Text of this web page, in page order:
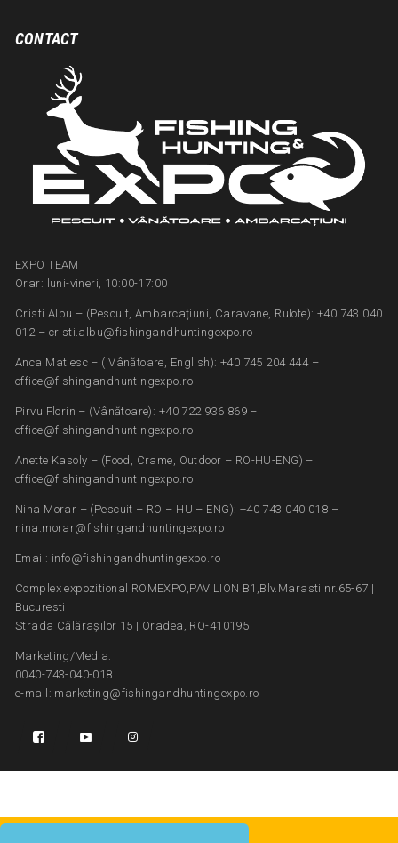
CONTACT
EXPO TEAM
Orar: luni-vineri, 10:00-17:00
Cristi Albu – (Pescuit, Ambarcațiuni, Caravane, Rulote): +40 743 040
012 – cristi.albu@fishingandhuntingexpo.ro
Anca Matiesc – ( Vânătoare, English): +40 745 204 444 –
office@fishingandhuntingexpo.ro
Pirvu Florin – (Vânătoare): +40 722 936 869 –
office@fishingandhuntingexpo.ro
Anette Kasoly – (Food, Crame, Outdoor – RO-HU-ENG) –
office@fishingandhuntingexpo.ro
Nina Morar – (Pescuit – RO – HU – ENG): +40 743 040 018 –
nina.morar@fishingandhuntingexpo.ro
Email: info@fishingandhuntingexpo.ro
Complex expozitional ROMEXPO,PAVILION B1,Blv.Marasti nr.65-67 |
Bucuresti
Strada Călărașilor 15 | Oradea, RO-410195
Marketing/Media:
0040-743-040-018
e-mail: marketing@fishingandhuntingexpo.ro